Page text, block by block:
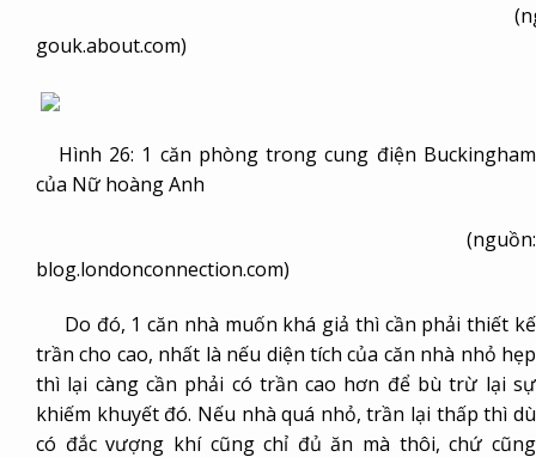
gouk.about.com)
Hình 26: 1 căn phòng trong cung điện Buckingham
của Nữ hoàng Anh
(nguồn:
blog.londonconnection.com)
Do đó, 1 căn nhà muốn khá giả thì cần phải thiết kế
trần cho cao, nhất là nếu diện tích của căn nhà nhỏ hẹp
thì lại càng cần phải có trần cao hơn để bù trừ lại sự
khiếm khuyết đó. Nếu nhà quá nhỏ, trần lại thấp thì dù
có đắc vượng khí cũng chỉ đủ ăn mà thôi, chứ cũng